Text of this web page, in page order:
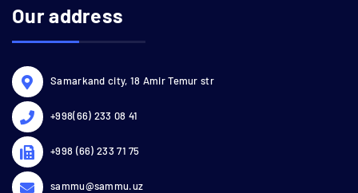
Our address
Samarkand city, 18 Amir Temur str
+998(66) 233 08 41
+998 (66) 233 71 75
sammu@sammu.uz